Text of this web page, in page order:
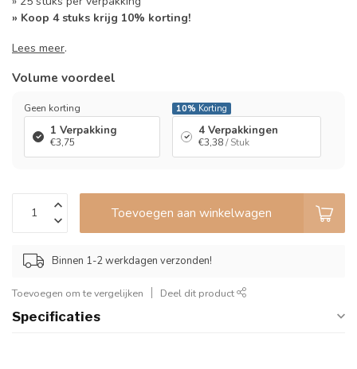
» Koop 4 stuks krijg 10% korting!
Lees meer.
Volume voordeel
Geen korting
1 Verpakking
€3,75
10% Korting
4 Verpakkingen
€3,38/ Stuk
Toevoegen aan winkelwagen
Binnen 1-2 werkdagen verzonden!
Toevoegen om te vergelijken Deel dit product
Specificaties